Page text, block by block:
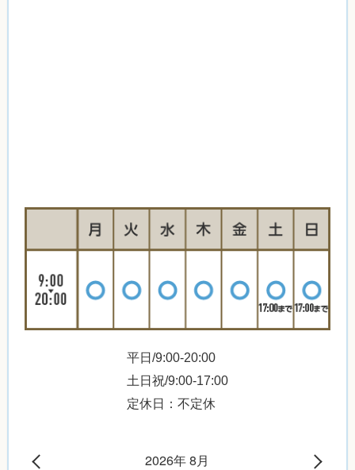
平日/9:00-20:00
土日祝/9:00-17:00
定休日：不定休
2026年 8月